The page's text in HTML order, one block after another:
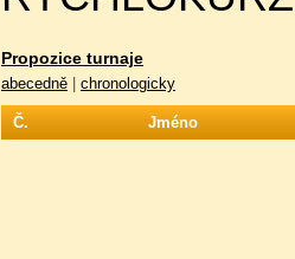
Propozice turnaje
abecedně chronologicky
Č. Jméno